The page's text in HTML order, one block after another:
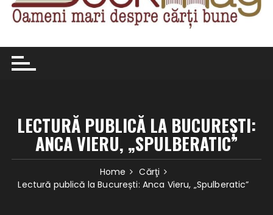
LECTURĂ PUBLICĂ LA BUCUREȘTI:
ANCA VIERU, „SPULBERATIC”
Home
Cărţi
Lectură publică la București: Anca Vieru, „Spulberatic”